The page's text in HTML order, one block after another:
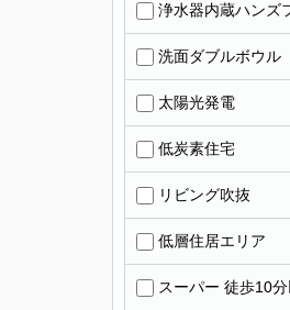
浄水器内蔵ハンズ
洗面ダブルボウル
太陽光発電
低炭素住宅
リビング吹抜
低層住居エリア
スーパー 徒歩10